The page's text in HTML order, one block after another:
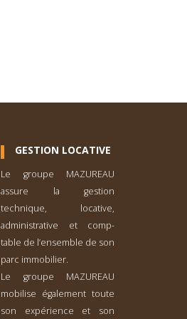
GESTION LOCATIVE
Le groupe MAZUREAU
assure la gestion
technique, locative,
administrative et comp­
table de l’ensemble de son
parc immobilier.
Le groupe MAZUREAU
mobilise également toute
son expérience et son